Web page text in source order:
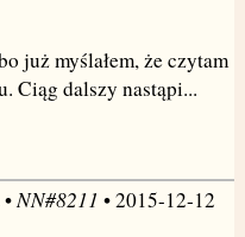
już myślałem, że czytam
Ciąg dalszy nastąpi...
•NN#8211 • 2015-12-12